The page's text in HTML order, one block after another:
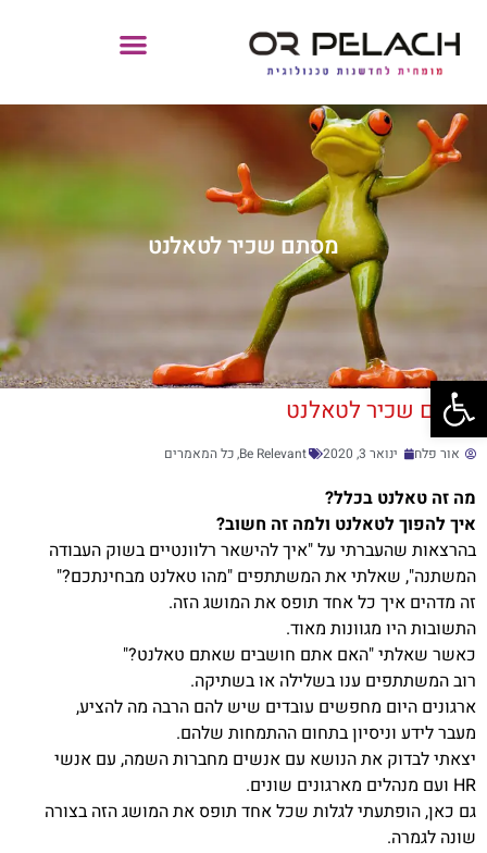
פתח סרגל נגישות
מסתם שכיר לטאלנט
מסתם שכיר לטאלנט
אור פלח ינואר 3, 2020 Be Relevant
,כל המאמרים
מה זה טאלנט בכלל?
איך להפוך לטאלנט ולמה זה חשוב?
בהרצאות שהעברתי על "איך להישאר רלוונטיים בשוק העבודה
המשתנה", שאלתי את המשתתפים "מהו טאלנט מבחינתכם?"
זה מדהים איך כל אחד תופס את המושג הזה.
התשובות היו מגוונות מאוד.
כאשר שאלתי "האם אתם חושבים שאתם טאלנט?"
רוב המשתתפים ענו בשלילה או בשתיקה.
ארגונים היום מחפשים עובדים שיש להם הרבה מה להציע,
מעבר לידע וניסיון בתחום ההתמחות שלהם.
יצאתי לבדוק את הנושא עם אנשים מחברות השמה, עם אנשי
HR ועם מנהלים מארגונים שונים.
גם כאן, הופתעתי לגלות שכל אחד תופס את המושג הזה בצורה
שונה לגמרה.